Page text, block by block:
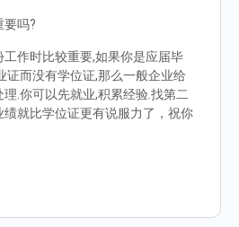
要吗?
作时比较重要,如果你是应届毕
证而没有学位证,那么一般企业给
.你可以先就业,积累经验.找第二
就比学位证更有说服力了，祝你